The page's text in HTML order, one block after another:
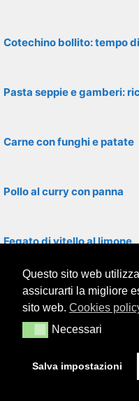
Cotechino bollito: tempo
Pasta seppie e gamberi:
Carne con funghi e patate
Pollo al curry con panna
Fegato di vitello al limone
Filetti di rombo con
Filetti di platessa in padella
Questo sito web
assicurarti la migliore
sito web. Cookies
NecessariNecessari
Salva impostazioni